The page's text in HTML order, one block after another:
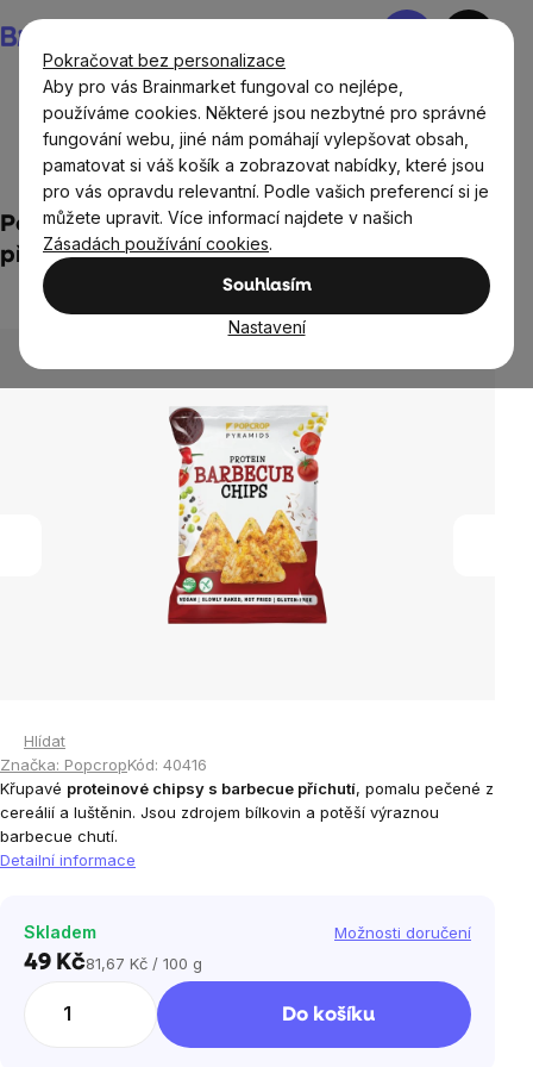
Pokračovat bez personalizace
Aby pro vás Brainmarket fungoval co nejlépe,
používáme cookies. Některé jsou nezbytné pro správné
fungování webu, jiné nám pomáhají vylepšovat obsah,
pamatovat si váš košík a zobrazovat nabídky, které jsou
pro vás opravdu relevantní. Podle vašich preferencí si je
můžete upravit. Více informací najdete v našich
Zásadách používání cookies.
Souhlasím
Nastavení
na
obsah
Nákupní
Potraviny Potraviny bez lepku
Sladké snacky a slané
krekry bez lepku
Popcrop - Proteinové chipsy s barbecue
příchutí, 60 g
Průměrné
produktu
0,0
Hlídat
Značka: PopcropKód: 40416
Křupavé proteinové chipsy s barbecue příchutí, pomalu pečené z
cereálií a luštěnin. Jsou zdrojem bílkovin a potěší výraznou
barbecue chutí.
Detailní informace
Skladem Možnosti doručení
49 KčMěrná
81,67 Kč / 100 g
Do košíku